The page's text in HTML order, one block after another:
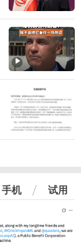
手机 试用